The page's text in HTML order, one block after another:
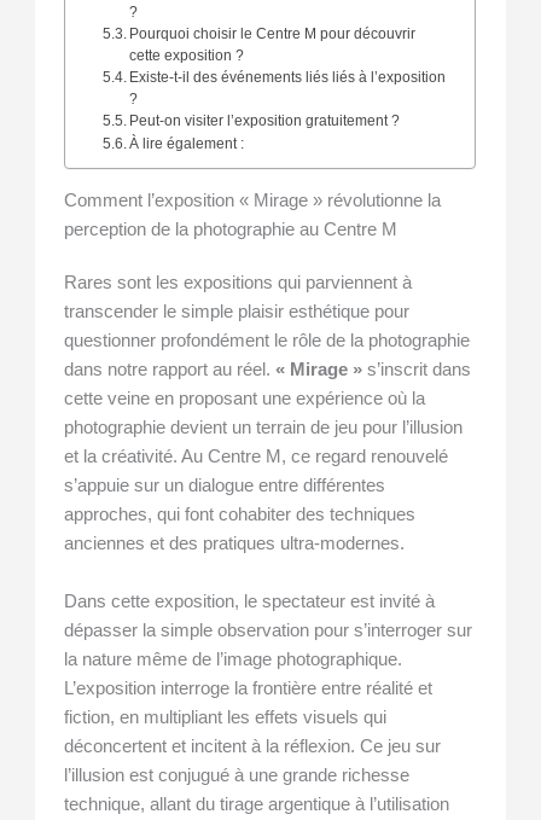
?
Pourquoi choisir le Centre M pour découvrir
cette exposition ?
Existe-t-il des événements liés liés à l’exposition
?
Peut-on visiter l’exposition gratuitement ?
À lire également :
Comment l’exposition « Mirage » révolutionne la
perception de la photographie au Centre M
Rares sont les expositions qui parviennent à
transcender le simple plaisir esthétique pour
questionner profondément le rôle de la photographie
dans notre rapport au réel.« Mirage » s’inscrit dans
cette veine en proposant une expérience où la
photographie devient un terrain de jeu pour l’illusion
et la créativité. Au Centre M, ce regard renouvelé
s’appuie sur un dialogue entre différentes
approches, qui font cohabiter des techniques
anciennes et des pratiques ultra-modernes.
Dans cette exposition, le spectateur est invité à
dépasser la simple observation pour s’interroger sur
la nature même de l’image photographique.
L’exposition interroge la frontière entre réalité et
fiction, en multipliant les effets visuels qui
déconcertent et incitent à la réflexion. Ce jeu sur
l’illusion est conjugué à une grande richesse
technique, allant du tirage argentique à l’utilisation